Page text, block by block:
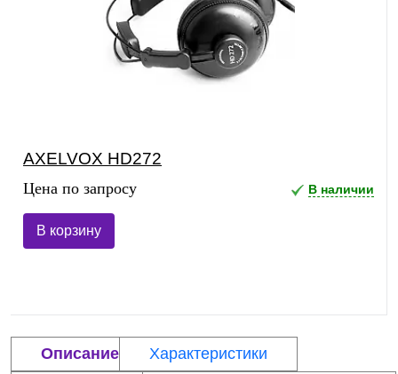
AXELVOX HD272
Цена по запросу В наличии
В корзину
Описание
Характеристики